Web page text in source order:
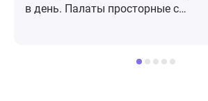
в день. Палаты просторные с
подъёмными механизмами.